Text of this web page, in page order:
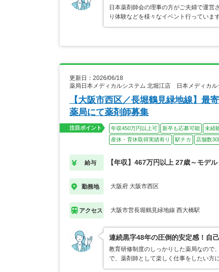
日本薬剤師会の理事の方がご夫婦で運営
り体験などを様々なイベント行っていま
更新日：2026/06/18
薬局日本メディカルシステム 北堀江店 日本メディカ
【大阪市西区／長堀鶴見緑地線】最
薬局にて薬剤師募集
注目ポイント 年収450万円以上可 新卒も応募可能
未経
産休・育休取得実績有り
駅チカ 店舗数
給与 【年収】467万円以上 27歳～モデル
勤務地 大阪府 大阪市西区
アクセス 大阪市営長堀鶴見緑地線 西大橋駅
連続黒字48年の圧倒的安定感！自
教育研修制度のしっかりした薬局なので
で、薬剤師として楽しく仕事をしたい方